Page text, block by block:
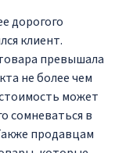
дорогого
клиент.
превышала
не более чем
может
сомневаться в
продавцам